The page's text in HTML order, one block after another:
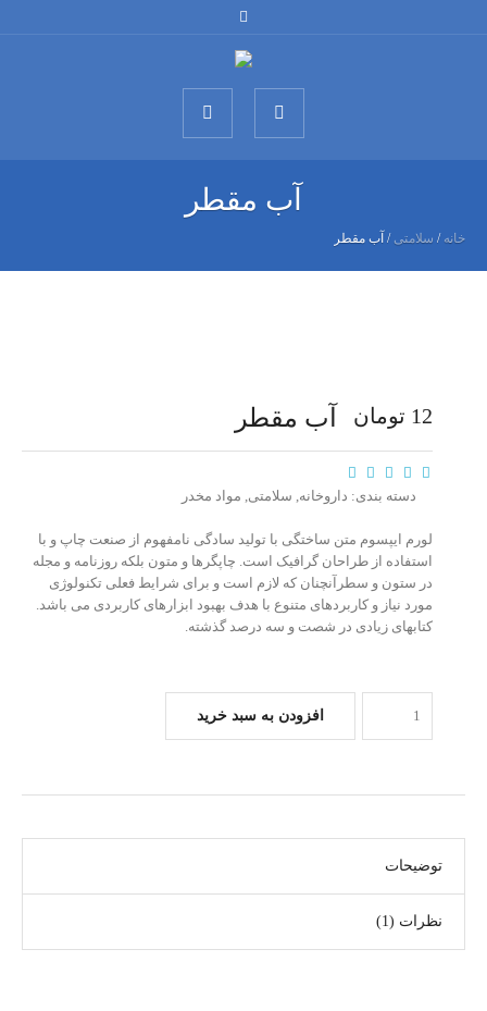
آب مقطر
خانه / سلامتی / آب مقطر
12 تومان آب مقطر
دسته بندی: داروخانه سلامتی مواد مخدر
لورم ایپسوم متن ساختگی با تولید سادگی نامفهوم از صنعت چاپ و با
استفاده از طراحان گرافیک است. چاپگرها و متون بلکه روزنامه و مجله
در ستون و سطرآنچنان که لازم است و برای شرایط فعلی تکنولوژی
مورد نیاز و کاربردهای متنوع با هدف بهبود ابزارهای کاربردی می باشد.
کتابهای زیادی در شصت و سه درصد گذشته.
افزودن به سبد خرید
توضیحات
نظرات (1)